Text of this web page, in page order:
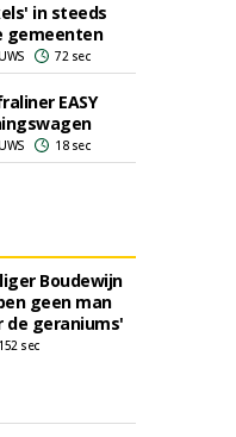
in steeds
gemeenten
72 sec
EASY
18 sec
Boudewijn
geen man
de geraniums'
152 sec